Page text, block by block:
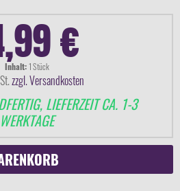
€
Inhalt:1 Stück
zzgl. Versandkosten
LIEFERZEIT CA. 1-3
WERKTAGE